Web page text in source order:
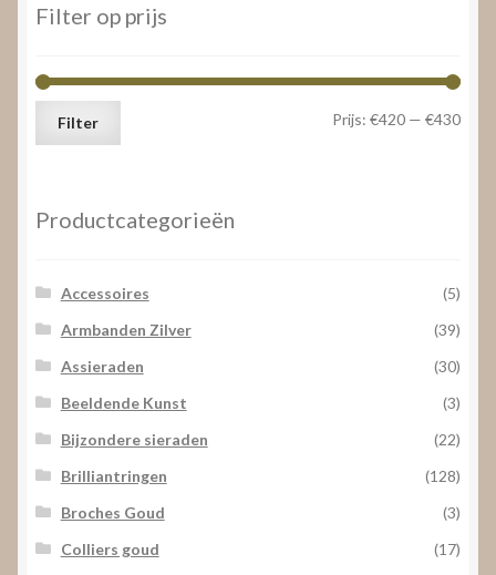
Filter op prijs
Min.
Max.
Filter Prijs: €420 — €430
Productcategorieën
Accessoires
(5)
Armbanden Zilver
(39)
Assieraden
(30)
Beeldende Kunst
(3)
Bijzondere sieraden
(22)
Brilliantringen
(128)
Broches Goud
(3)
Colliers goud
(17)